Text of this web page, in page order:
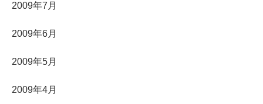
2009年7月
2009年6月
2009年5月
2009年4月